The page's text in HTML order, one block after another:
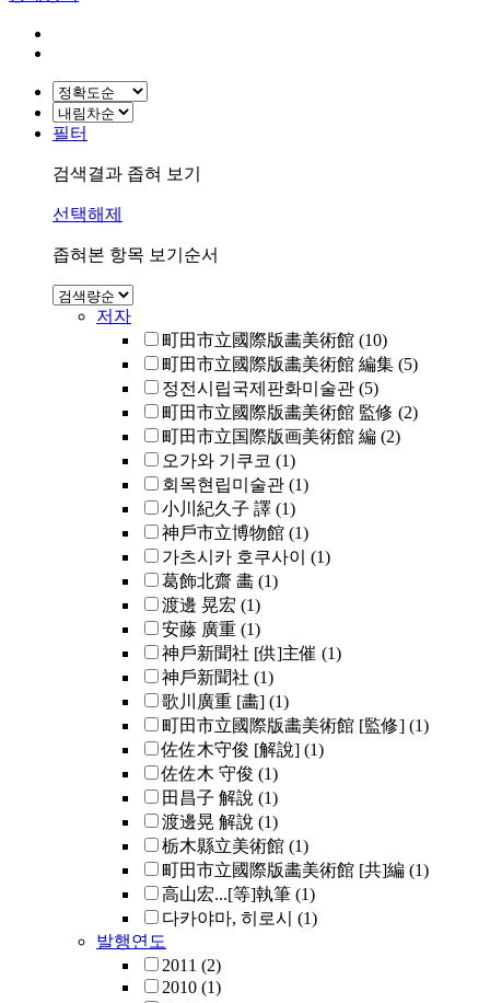
필터
검색결과 좁혀 보기
선택해제
좁혀본 항목 보기순서
저자
町田市立國際版畵美術館 (10)
町田市立國際版畵美術館 編集 (5)
정전시립국제판화미술관 (5)
町田市立國際版畵美術館 監修 (2)
町田市立国際版画美術館 編 (2)
오가와 기쿠코 (1)
회목현립미술관 (1)
小川紀久子 譯 (1)
神戶市立博物館 (1)
가츠시카 호쿠사이
(1)
葛飾北齋 畵 (1)
渡邊 晃宏 (1)
安藤 廣重 (1)
神戶新聞社 [供]主催 (1)
神戶新聞社 (1)
歌川廣重 [畵] (1)
町田市立國際版畵美術館 [監修] (1)
佐佐木守俊 [解說] (1)
佐佐木 守俊 (1)
田昌子 解說 (1)
渡邊晃 解說 (1)
栃木縣立美術館 (1)
町田市立國際版畵美術館 [共]編 (1)
高山宏...[等]執筆 (1)
다카야마, 히로시 (1)
발행연도
2011 (2)
2010 (1)